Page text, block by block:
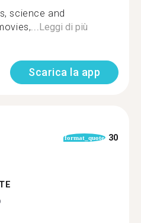
science and
Leggi di più
Scarica la app
format_quote 30